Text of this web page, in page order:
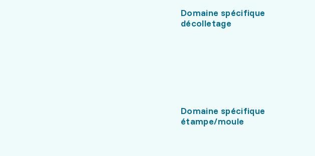
Domaine spécifique
décolletage
Domaine spécifique
étampe/moule